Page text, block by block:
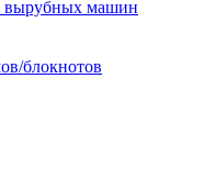
машин
блокнотов